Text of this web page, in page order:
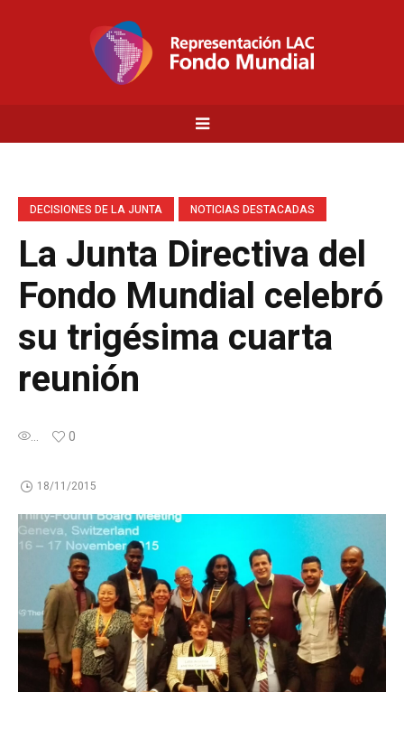
DECISIONES DE LA JUNTA NOTICIAS DESTACADAS
La Junta Directiva del
Fondo Mundial celebró
su trigésima cuarta
reunión
... 0
18/11/2015